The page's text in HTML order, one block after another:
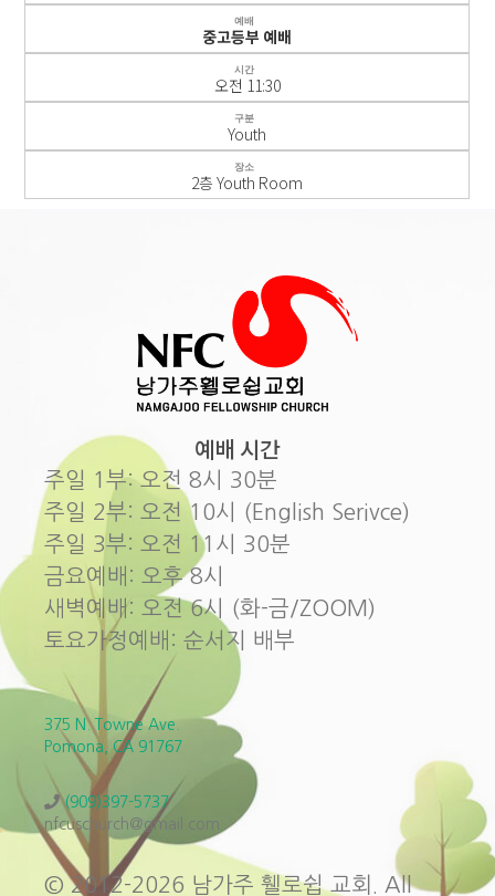
예배
중고등부 예배
시간
오전 11:30
구분
Youth
장소
2층 Youth Room
예배 시간
주일 1부: 오전 8시 30분
주일 2부: 오전 10시 (English Serivce)
주일 3부: 오전 11시 30분
금요예배: 오후 8시
새벽예배: 오전 6시 (화-금/ZOOM)
토요가정예배: 순서지 배부
375 N. Towne Ave.
Pomona, CA 91767
(909)397-5737
nfcuschurch@gmail.com
© 2012-2026 남가주 휄로쉽 교회. All